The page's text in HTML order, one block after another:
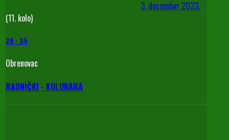
3. decembar 2023.
(11. kolo)
26 - 35
Obrenovac
RADNIČKI - KOLUBARA